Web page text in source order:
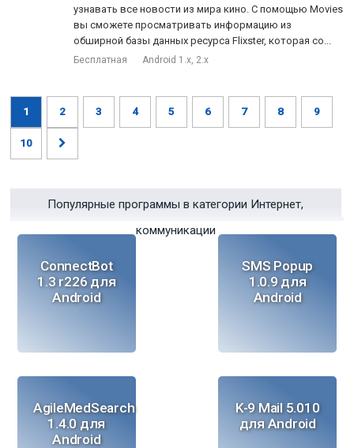
узнавать все новости из мира кино. С помощью Movies
вы сможете просматривать информацию из
обширной базы данных ресурса Flixster, которая со...
Бесплатная Android 1.x, 2.x
1 2 3 4 5 6 7 8 9
10
Популярные программы в категории Интернет,
коммуникации
ConnectBot
1.3 r226 для
Android
SMS Popup
1.0.9 для
Android
AgileMedSearch
1.4.0 для
Android
K-9 Mail 5.010
для Android